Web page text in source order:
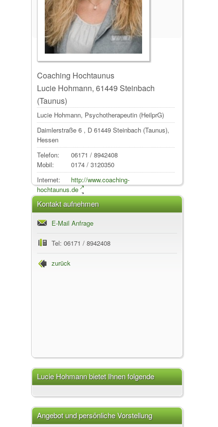
Coaching Hochtaunus
Lucie Hohmann, 61449 Steinbach
(Taunus)
Lucie Hohmann, Psychotherapeutin (HeilprG)
Daimlerstraße 6 , D 61449 Steinbach (Taunus),
Hessen
Telefon:
06171 / 8942408
Mobil:
0174 / 3120350
Internet:
http://www.coaching-
hochtaunus.de
Kontakt aufnehmen
E-Mail Anfrage
Tel: 06171 / 8942408
zurück
Lucie Hohmann bietet Ihnen folgende
Leistungen an
Angebot und persönliche Vorstellung